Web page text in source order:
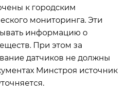
к городским
мониторинга. Эти
информацию о
При этом за
датчиков не должны
Минстроя источник